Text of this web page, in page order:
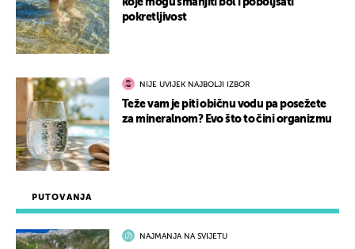
PUTOVANJA
NAJMANJA NA SVIJETU
koje mogu smanjiti bol i poboljšati
pokretljivost
NIJE UVIJEK NAJBOLJI IZBOR
Teže vam je piti običnu vodu pa posežete
za mineralnom? Evo što to čini organizmu